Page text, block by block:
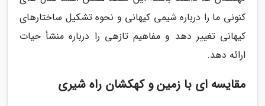
کنونی ما را درباره شیمی کیهانی و نحوه تشکیل ساختارهای
کیهانی تغییر دهد و مفاهیم تازهی را درباره منشأ حیات
ارائه دهد.
مقایسه ای با زمین و کهکشان راه شیری